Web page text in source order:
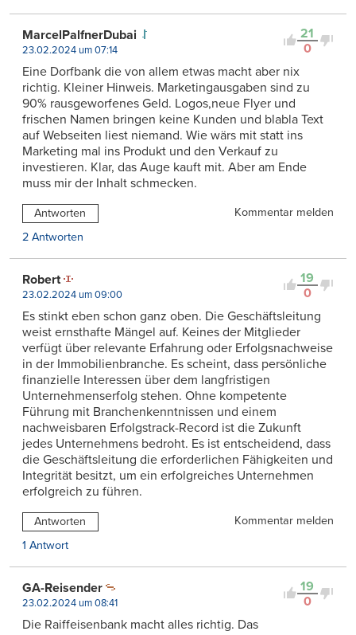
21
0
MarcelPalfnerDubai
23.02.2024 um 07:14
Eine Dorfbank die von allem etwas macht aber nix
richtig. Kleiner Hinweis. Marketingausgaben sind zu
90% rausgeworfenes Geld. Logos,neue Flyer und
frischen Namen bringen keine Kunden und blabla Text
auf Webseiten liest niemand. Wie wärs mit statt ins
Marketing mal ins Produkt und den Verkauf zu
investieren. Klar, das Auge kauft mit. Aber am Ende
muss mir der Inhalt schmecken.
Antworten
Kommentar melden
2 Antworten
19
0
Robert
23.02.2024 um 09:00
Es stinkt eben schon ganz oben. Die Geschäftsleitung
weist ernsthafte Mängel auf. Keines der Mitglieder
verfügt über relevante Erfahrung oder Erfolgsnachweise
in der Immobilienbranche. Es scheint, dass persönliche
finanzielle Interessen über dem langfristigen
Unternehmenserfolg stehen. Ohne kompetente
Führung mit Branchenkenntnissen und einem
nachweisbaren Erfolgstrack-Record ist die Zukunft
jedes Unternehmens bedroht. Es ist entscheidend, dass
die Geschäftsleitung die erforderlichen Fähigkeiten und
Integrität besitzt, um ein erfolgreiches Unternehmen
erfolgreich zu führen.
Antworten
Kommentar melden
1 Antwort
19
0
GA-Reisender
23.02.2024 um 08:41
Die Raiffeisenbank macht alles richtig. Das